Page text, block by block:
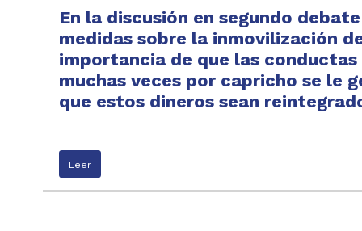
En la discusión en segundo
medidas sobre la inmovilización
importancia de que las
muchas veces por capricho se le
que estos dineros sean
Leer